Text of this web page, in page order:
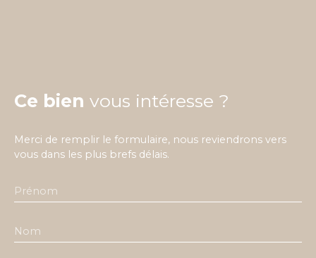
Ce bien vous intéresse ?
Merci de remplir le formulaire, nous reviendrons vers
vous dans les plus brefs délais.
Prénom
Nom